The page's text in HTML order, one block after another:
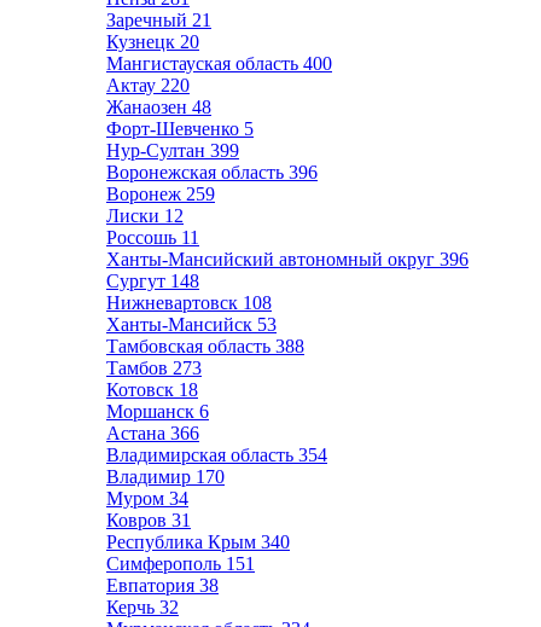
Заречный 21
Кузнецк 20
Мангистауская область 400
Актау 220
Жанаозен 48
Форт-Шевченко 5
Нур-Султан 399
Воронежская область 396
Воронеж 259
Лиски 12
Россошь 11
Ханты-Мансийский автономный округ 396
Сургут 148
Нижневартовск 108
Ханты-Мансийск 53
Тамбовская область 388
Тамбов 273
Котовск 18
Моршанск 6
Астана 366
Владимирская область 354
Владимир 170
Муром 34
Ковров 31
Республика Крым 340
Симферополь 151
Евпатория 38
Керчь 32